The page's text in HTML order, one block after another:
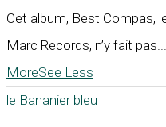
Cet album, Best Compas,
Marc Records, n’y fait
MoreSee Less
le Bananier bleu